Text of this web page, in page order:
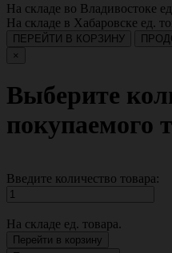
На складе во Владивостоке
На складе в Хабаровске ед.
ПЕРЕЙТИ В КОРЗИНУ
×
Выберите
покупаемого
Введите количество товара:
На складе ед. товара.
Перейти в корзину